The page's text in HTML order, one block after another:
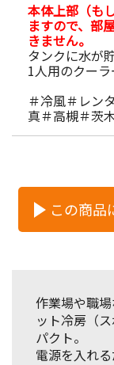
本体上部（も
ますので、部
きません。
タンクに水が
1人用のクー
＃冷風＃レン
真＃高槻＃茨
この商品
作業場や職
ット冷房（
パクト。
電源を入れ